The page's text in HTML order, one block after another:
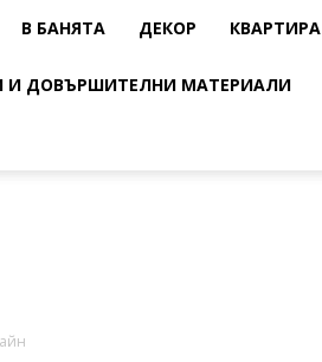
В БАНЯТА ДЕКОР КВАРТИРА
И ДОВЪРШИТЕЛНИ МАТЕРИАЛИ